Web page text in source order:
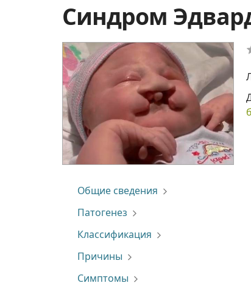
Синдром
Общие сведения
Патогенез
Классификация
Причины
Симптомы